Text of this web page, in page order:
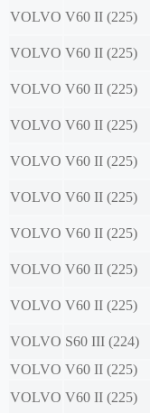
VOLVO V60 II (225)
VOLVO V60 II (225)
VOLVO V60 II (225)
VOLVO V60 II (225)
VOLVO V60 II (225)
VOLVO V60 II (225)
VOLVO V60 II (225)
VOLVO V60 II (225)
VOLVO V60 II (225)
VOLVO S60 III (224)
VOLVO V60 II (225)
VOLVO V60 II (225)